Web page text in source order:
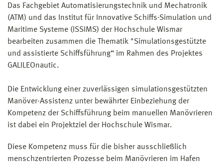
Das Fachgebiet Automatisierungstechnik und Mechatronik
(ATM) und das Institut für Innovative Schiffs-Simulation und
Maritime Systeme (ISSIMS) der Hochschule Wismar
bearbeiten zusammen die Thematik "Simulationsgestützte
und assistierte Schiffsführung“ im Rahmen des Projektes
GALILEOnautic.
Die Entwicklung einer zuverlässigen simulationsgestützten
Manöver-Assistenz unter bewährter Einbeziehung der
Kompetenz der Schiffsführung beim manuellen Manövrieren
ist dabei ein Projektziel der Hochschule Wismar.
Diese Kompetenz muss für die bisher ausschließlich
menschzentrierten Prozesse beim Manövrieren im Hafen